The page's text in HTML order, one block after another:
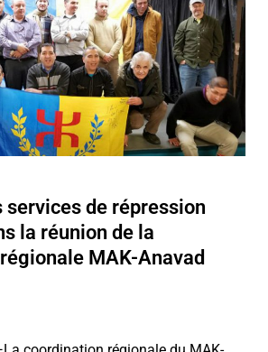
services de répression
la réunion de la
MAK-Anavad